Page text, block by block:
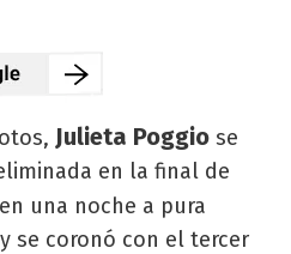
Julieta Poggio se
en la final de
una noche a pura
se coronó con el tercer